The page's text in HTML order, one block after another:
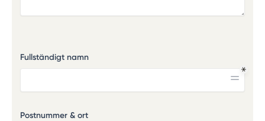
Fullständigt namn
Postnummer & ort